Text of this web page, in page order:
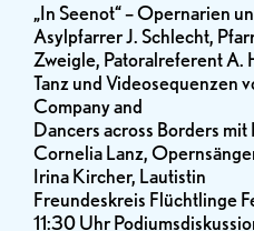
„In Seenot“ – Opernarien
Asylpfarrer J. Schlecht,
Zweigle, Patoralreferent A.
Tanz und Videosequenzen
Company and
Dancers across Borders
Cornelia Lanz,
Irina Kircher, Lautistin
Freundeskreis Flüchtlinge
11:30 Uhr